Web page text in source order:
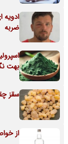
ضربه
بهت
سقز
از